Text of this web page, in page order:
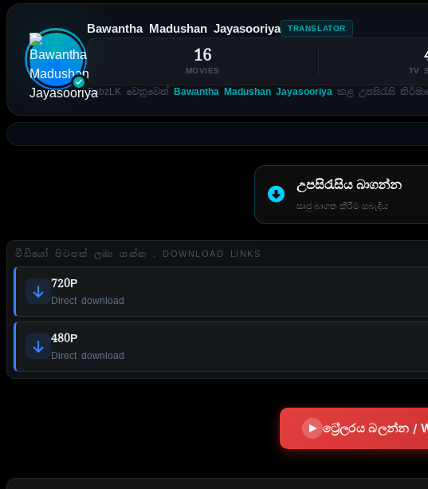
Bawantha Madushan Jayasooriya TRANSLATOR
16
MOVIES TV
SubzLK වෙනුවෙන් Bawantha Madushan Jayasooriya කළ උපසිරැසි
උපසිරැසිය බාගන්න
සෘජු බාගත කිරීම් සබැඳිය
වීඩියෝ පිටපත් ලබා ගන්න . DOWNLOAD LINKS
720P
Direct download
480P
Direct download
ට්‍රේලරය බලන්න /